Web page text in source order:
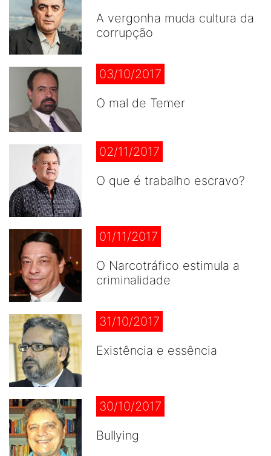
A vergonha muda cultura da
corrupção
03/10/2017
O mal de Temer
02/11/2017
O que é trabalho escravo?
01/11/2017
O Narcotráfico estimula a
criminalidade
31/10/2017
Existência e essência
30/10/2017
Bullying